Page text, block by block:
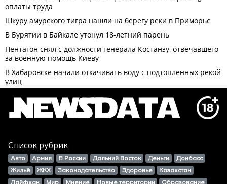
Список рубрик:
Авто Армия В России Дальний Восток Деньги
Донбасс
Жильё
ЖКХ Законодательство Здоровье
Казахстан
Лайфхак
Мир Мнение Новые территории Образование